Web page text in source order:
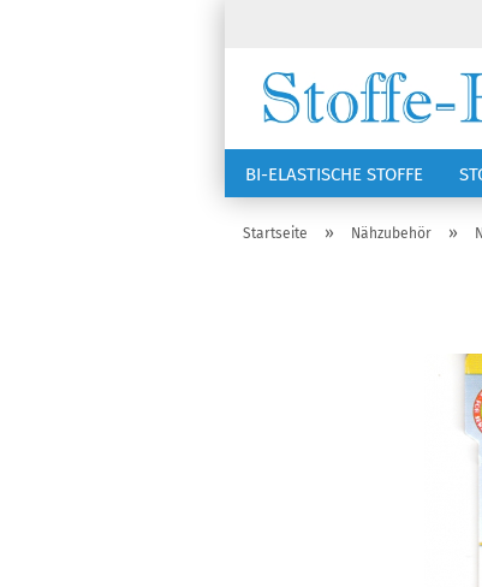
BI-ELASTISCHE STOFFE
NÄHZUBEHÖR RSG
Startseite » Nähzubehör »